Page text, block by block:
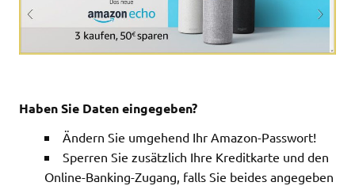
Haben Sie Daten eingegeben?
Ändern Sie umgehend Ihr Amazon-Passwort!
Sperren Sie zusätzlich Ihre Kreditkarte und den
Online-Banking-Zugang, falls Sie beides angegeben